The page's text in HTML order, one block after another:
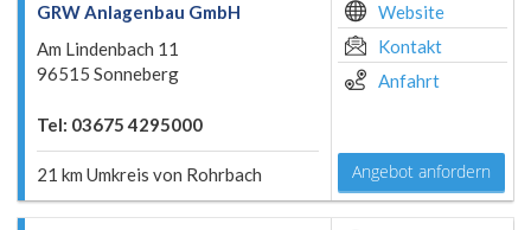
GRW Anlagenbau GmbH
Am Lindenbach 11
96515 Sonneberg
Tel: 03675 4295000
21 km Umkreis von Rohrbach
Website
Kontakt
Anfahrt
Angebot anfordern